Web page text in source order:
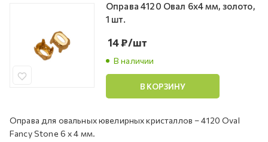
Оправа 4120 Овал 6х4 мм, золото,
1 шт.
В наличии
14₽/шт
В КОРЗИНУ
Оправа для овальных ювелирных кристаллов – 4120 Oval
Fancy Stone 6 х 4 мм.